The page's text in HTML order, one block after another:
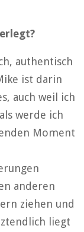
authentisch
ist darin
auch weil ich
werde ich
Moment
anderen
ziehen und
liegt